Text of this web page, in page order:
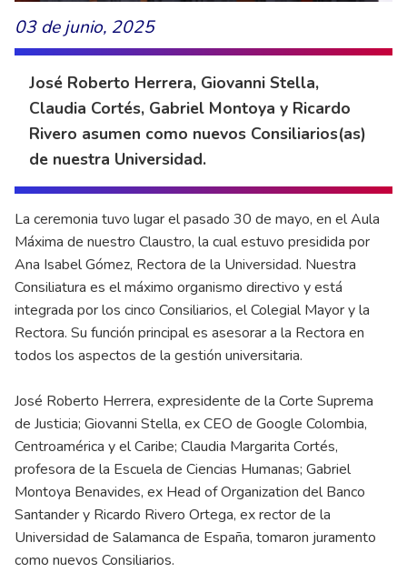
03 de junio, 2025
José Roberto Herrera, Giovanni Stella,
Claudia Cortés, Gabriel Montoya y Ricardo
Rivero asumen como nuevos Consiliarios(as)
de nuestra Universidad.
La ceremonia tuvo lugar el pasado 30 de mayo, en el Aula
Máxima de nuestro Claustro, la cual estuvo presidida por
Ana Isabel Gómez, Rectora de la Universidad. Nuestra
Consiliatura es el máximo organismo directivo y está
integrada por los cinco Consiliarios, el Colegial Mayor y la
Rectora. Su función principal es asesorar a la Rectora en
todos los aspectos de la gestión universitaria.
José Roberto Herrera, expresidente de la Corte Suprema
de Justicia; Giovanni Stella, ex CEO de Google Colombia,
Centroamérica y el Caribe; Claudia Margarita Cortés,
profesora de la Escuela de Ciencias Humanas; Gabriel
Montoya Benavides, ex Head of Organization del Banco
Santander y Ricardo Rivero Ortega, ex rector de la
Universidad de Salamanca de España, tomaron juramento
como nuevos Consiliarios.